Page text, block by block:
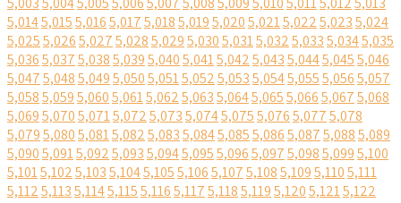
5,0145,0155,0165,0175,0185,0195,0205,0215,0225,0235,024
5,0255,0265,0275,0285,0295,0305,0315,0325,0335,0345,035
5,0365,0375,0385,0395,0405,0415,0425,0435,0445,0455,046
5,0475,0485,0495,0505,0515,0525,0535,0545,0555,0565,057
5,0585,0595,0605,0615,0625,0635,0645,0655,0665,0675,068
5,0695,0705,0715,0725,0735,0745,0755,0765,0775,078
5,0795,0805,0815,0825,0835,0845,0855,0865,0875,0885,089
5,0905,0915,0925,0935,0945,0955,0965,0975,0985,0995,100
5,1015,1025,1035,1045,1055,1065,1075,1085,1095,1105,111
5,1125,1135,1145,1155,1165,1175,1185,1195,1205,1215,122